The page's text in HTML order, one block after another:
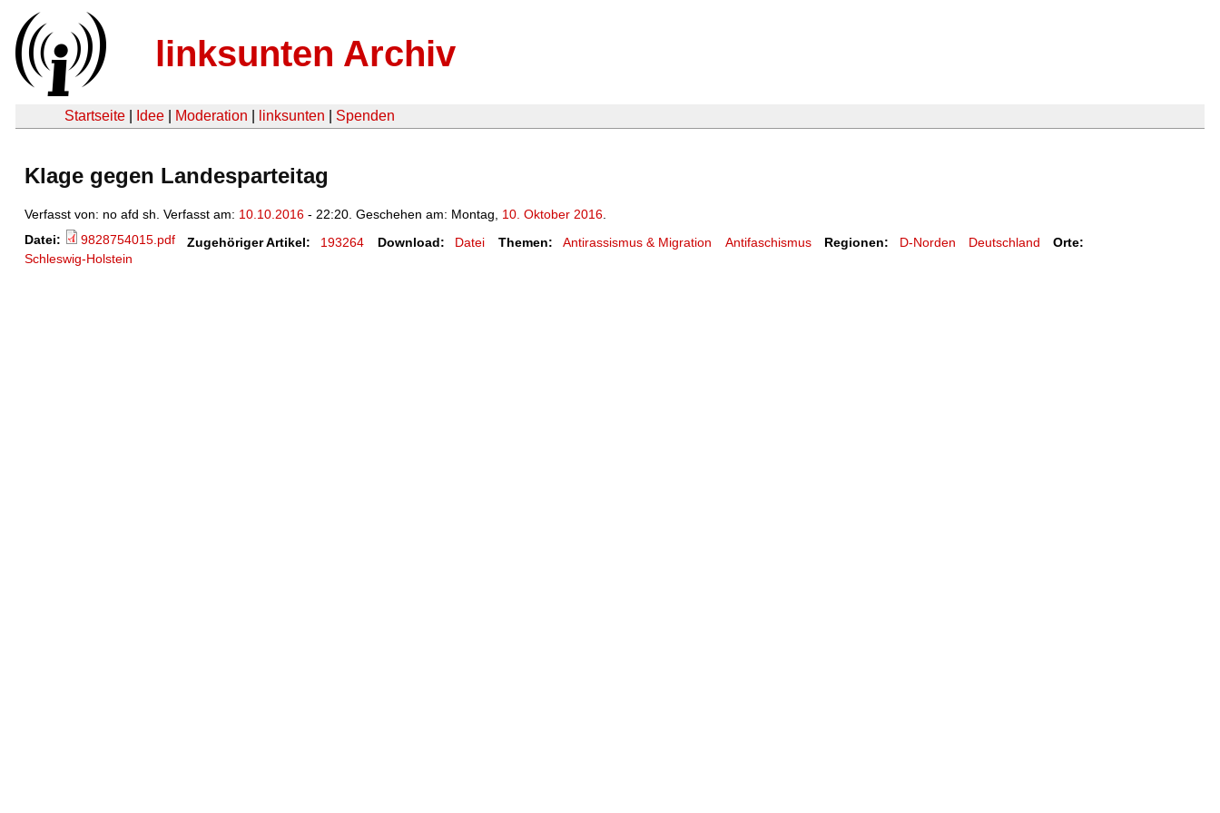
linksunten Archiv
Startseite Idee Moderation linksunten Spenden
Klage gegen Landesparteitag
Verfasst von: no afd sh. Verfasst am: 10.10.2016 - 22:20. Geschehen am: Montag, 10. Oktober 2016
Datei:
9828754015.pdf Zugehöriger Artikel: 193264 Download: Datei Themen: Antirassismus & Migration Antifaschismus Regionen: D-Norden Deutschland
Orte:
Schleswig-Holstein